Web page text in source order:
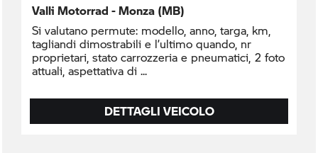
Valli Motorrad - Monza (MB)
Si valutano permute: modello, anno, targa, km,
tagliandi dimostrabili e l’ultimo quando, nr
proprietari, stato carrozzeria e pneumatici, 2 foto
attuali, aspettativa di
DETTAGLI VEICOLO